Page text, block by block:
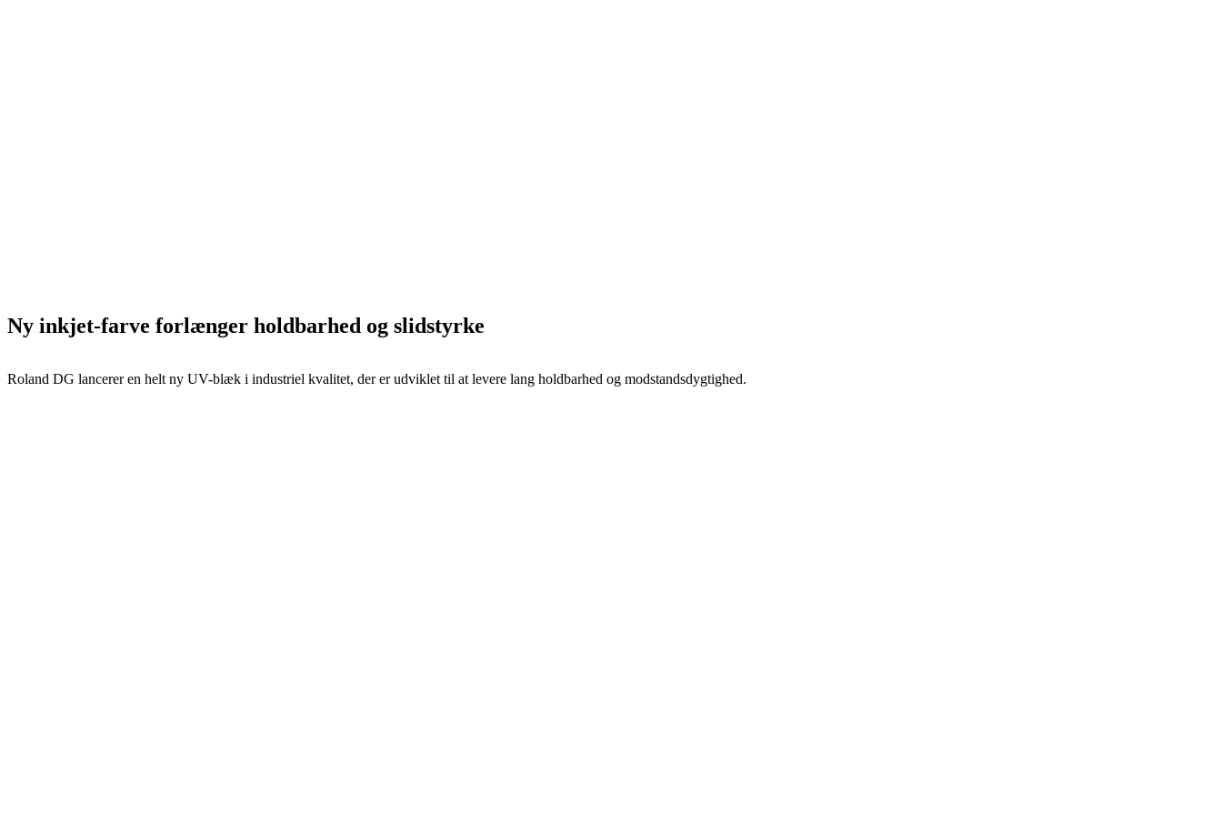
Ny inkjet-farve forlænger holdbarhed og slidstyrke
Roland DG lancerer en helt ny UV-blæk i industriel kvalitet, der er udviklet til at levere lang holdbarhed og modstandsdygtighed.